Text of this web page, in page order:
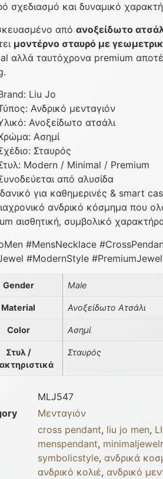
σχεδιασμό και δυναμικό
από ανοξείδωτο
μοντέρνο σταυρό με
αλλά ταυτόχρονα premium
Liu Jo
Ανδρικό μενταγιόν
Ανοξείδωτο ατσάλι
Ασημί
Σταυρός
Modern / Minimal / Premium
από αλυσίδα
για καθημερινές & smart
ανδρικό κόσμημα που
αισθητική, συμβολικό
#MensNecklace
#ModernStyle
Gender Male
Material Ανοξείδωτο Ατσάλι
Color Ασημί
Στυλ /
Σταυρός
MLJ547
Μενταγιόν
cross pendant, liu jo men,
menspendant,
symbolicstyle, ανδρικά
ανδρικό κολιέ, ανδρικό